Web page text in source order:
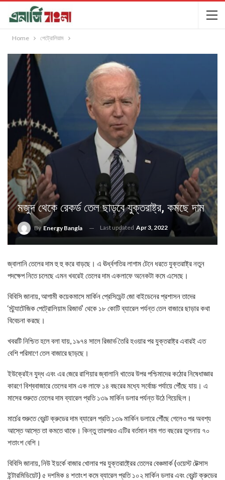
Home পেট্রোলিয়াম
মজুদ থেকে রেকর্ড তেল ছাড়বে যুক্তরাষ্ট্র, কমছে দাম
By Energy Bangla Last updated Apr 3, 2022
জ্বালানি তেলের দাম হু হু করে বাড়ছে। এ ঊর্ধ্বগতির লাগাম টেনে ধরতে যুক্তরাষ্ট্র নতুন
পদক্ষেপ নিতে চলেছে এমন খবরেই তেলের দাম একলাফে অনেকটা কমে এসেছে।
বিবিসি জানায়, আগামী কয়েকমাসে ‍মার্কিন প্রেসিডেন্ট জো বাইডেনের প্রশাসন তাদের
‘স্ট্র্যাটেজিক পেট্রোলিয়াম রিজার্ভ’ থেকে ১৮ কোটি ব্যারেল পর্যন্ত তেল বাজারে ছাড়ার কথা
বিবেচনা করছে।
খবরটি নিশ্চিত হলে বলা যায়, ১৯৭৪ সালে রিজার্ভ তৈরি হওয়ার পর যুক্তরাষ্ট্র এবারই এত
বেশি পরিমাণে তেল বাজারে ছাড়ছে।
ইউক্রেইন যুদ্ধ এবং এর জেরে রাশিয়ার জ্বালানি খাতের উপর পশ্চিমাদের কঠোর নিষেধাজ্ঞার
কারণে বিশ্ববাজারে তেলের দাম এক লাফে ১৪ বছরের মধ্যে সর্বোচ্চ পর্যায়ে পৌঁছে যায়। এ
মাসের শুরুতে তেলের দাম ব্যারেল প্রতি ১৩৯ মার্কিন ডলার পর্যন্ত উঠে গিয়েছিল।
মার্চের শুরুতে ব্রেন্ট ক্রুডের দাম ব্যারেল প্রতি ১৩৯ মার্কিন ডলারে পৌঁছে গেলেও পর অবশ্য
আস্তে আস্তে তা কমতে থাকে। কিন্তু তারপরও এটির বর্তমান দাম গত বছরের তুলনায় ৭০
শতাংশ বেশি।
বিবিসি জানায়, নিউ ইয়র্কে বাজার খোলার পর ‍যুক্তরাষ্ট্রের তেলের‍ বেঞ্চমার্ক (ওয়েস্ট টেক্সাস
ইন্টারমিডিয়েট) ৫ দশমিক ৪ শতাংশ কমে ব্যারেল প্রতি ১০২ মার্কিন ডলার এবং ব্রেন্ট ক্রুডের